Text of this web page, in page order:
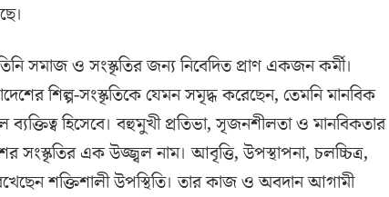
সমাজ ও সংস্কৃতির জন্য নিবেদিত প্রাণ একজন কর্মী।
শিল্প-সংস্কৃতিকে যেমন সমৃদ্ধ করেছেন, তেমনি মানবিক
ব্যক্তিত্ব হিসেবে। বহুমুখী প্রতিভা, সৃজনশীলতা ও মানবিকতার
এক উজ্জ্বল নাম। আবৃত্তি, উপস্থাপনা, চলচ্চিত্র,
শক্তিশালী উপস্থিতি। তার কাজ ও অবদান আগামী